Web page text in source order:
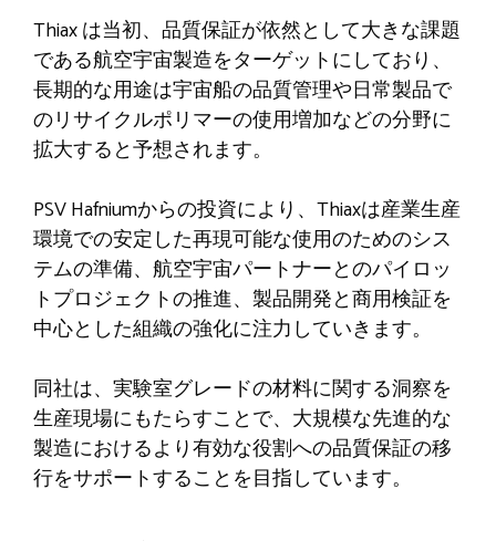
Thiax は当初、品質保証が依然として大きな課題
である航空宇宙製造をターゲットにしており、
長期的な用途は宇宙船の品質管理や日常製品で
のリサイクルポリマーの使用増加などの分野に
拡大すると予想されます。
PSV Hafniumからの投資により、Thiaxは産業生産
環境での安定した再現可能な使用のためのシス
テムの準備、航空宇宙パートナーとのパイロッ
トプロジェクトの推進、製品開発と商用検証を
中心とした組織の強化に注力していきます。
同社は、実験室グレードの材料に関する洞察を
生産現場にもたらすことで、大規模な先進的な
製造におけるより有効な役割への品質保証の移
行をサポートすることを目指しています。